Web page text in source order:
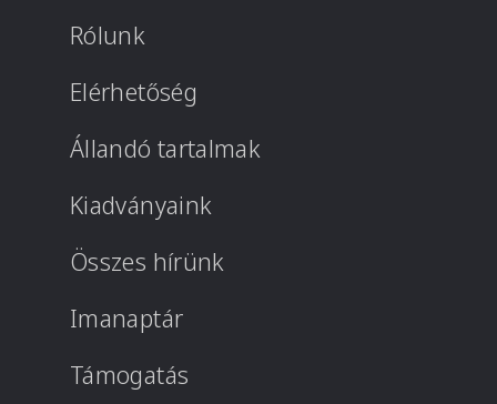
Rólunk
Elérhetőség
Állandó tartalmak
Kiadványaink
Összes hírünk
Imanaptár
Támogatás